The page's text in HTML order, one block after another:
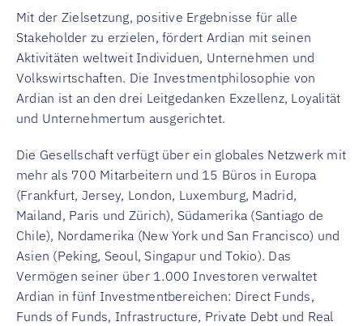
Mit der Zielsetzung, positive Ergebnisse für alle
Stakeholder zu erzielen, fördert Ardian mit seinen
Aktivitäten weltweit Individuen, Unternehmen und
Volkswirtschaften. Die Investmentphilosophie von
Ardian ist an den drei Leitgedanken Exzellenz, Loyalität
und Unternehmertum ausgerichtet.
Die Gesellschaft verfügt über ein globales Netzwerk mit
mehr als 700 Mitarbeitern und 15 Büros in Europa
(Frankfurt, Jersey, London, Luxemburg, Madrid,
Mailand, Paris und Zürich), Südamerika (Santiago de
Chile), Nordamerika (New York und San Francisco) und
Asien (Peking, Seoul, Singapur und Tokio). Das
Vermögen seiner über 1.000 Investoren verwaltet
Ardian in fünf Investmentbereichen: Direct Funds,
Funds of Funds, Infrastructure, Private Debt und Real